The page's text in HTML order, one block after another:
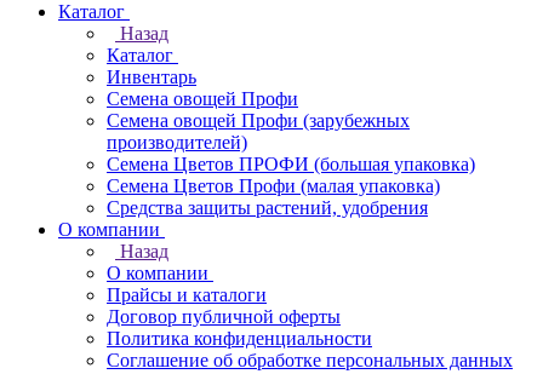
Каталог
Назад
Каталог
Инвентарь
Семена овощей Профи
Семена овощей Профи (зарубежных
производителей)
Семена Цветов ПРОФИ (большая упаковка)
Семена Цветов Профи (малая упаковка)
Средства защиты растений, удобрения
О компании
Назад
О компании
Прайсы и каталоги
Договор публичной оферты
Политика конфиденциальности
Соглашение об обработке персональных данных